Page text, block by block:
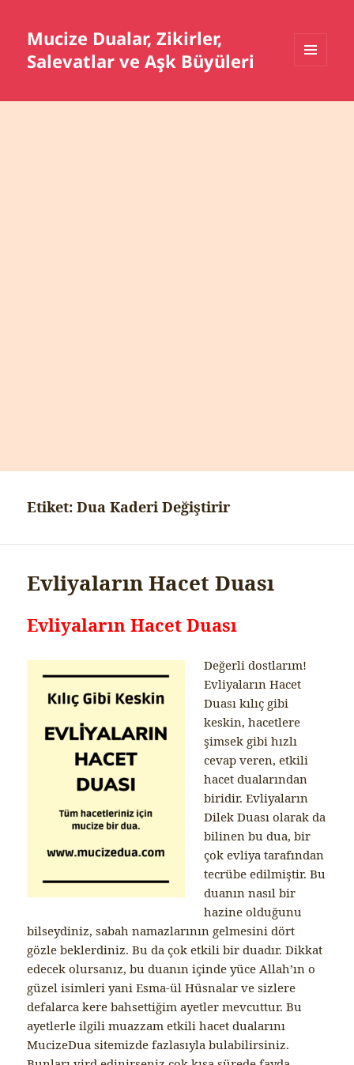
Mucize Dualar, Zikirler,
Salevatlar ve Aşk Büyüleri
BILEŞENLER
Etiket:Dua Kaderi Değiştirir
Evliyaların Hacet Duası
Evliyaların Hacet Duası
Değerli dostlarım!
Evliyaların Hacet
Duası kılıç gibi
keskin, hacetlere
şimsek gibi hızlı
cevap veren, etkili
hacet dualarından
biridir. Evliyaların
Dilek Duası olarak da
bilinen bu dua, bir
çok evliya tarafından
tecrübe edilmiştir. Bu
duanın nasıl bir
hazine olduğunu
bilseydiniz, sabah namazlarının gelmesini dört
gözle beklerdiniz. Bu da çok etkili bir duadır. Dikkat
edecek olursanız, bu duanın içinde yüce Allah’ın o
güzel isimleri yani Esma-ül Hüsnalar ve sizlere
defalarca kere bahsettiğim ayetler mevcuttur. Bu
ayetlerle ilgili muazzam etkili hacet dualarını
MucizeDua sitemizde fazlasıyla bulabilirsiniz.